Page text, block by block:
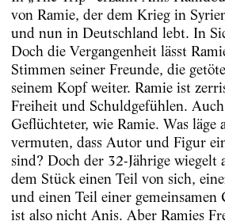
von Ramie, der dem Krieg in
und nun in Deutschland lebt. In
Doch die Vergangenheit lässt
Stimmen seiner Freunde, die
seinem Kopf weiter. Ramie ist
Freiheit und Schuldgefühlen.
Geflüchteter, wie Ramie. Was läge
vermuten, dass Autor und Figur
sind? Doch der 32-Jährige wiegelt
dem Stück einen Teil von sich,
und einen Teil einer gemeinsamen
ist also nicht Anis. Aber Ramies